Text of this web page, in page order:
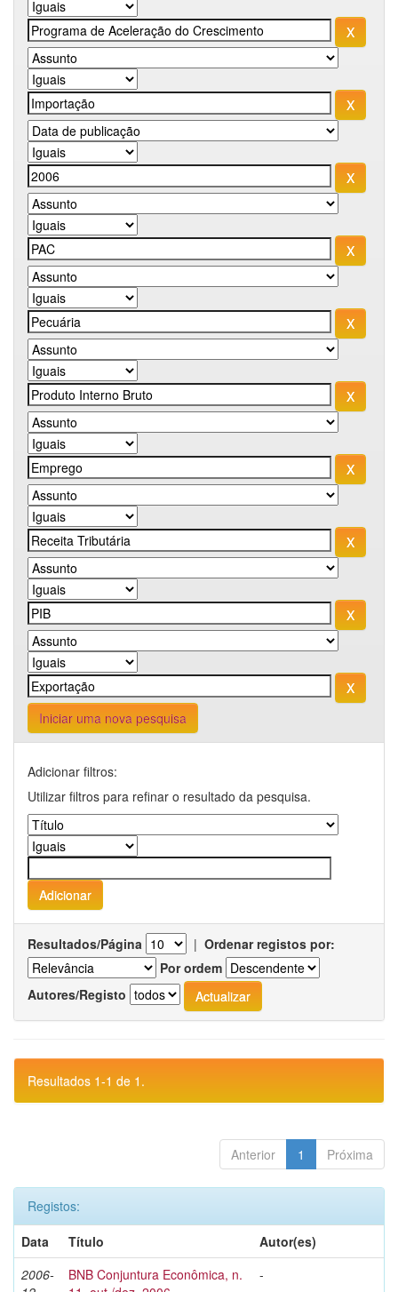
Iniciar uma nova pesquisa
Adicionar filtros:
Utilizar filtros para refinar o resultado da pesquisa.
Resultados/Página | Ordenar registos por:
Por ordem
Autores/Registo
Resultados 1-1 de 1.
Anterior 1 Próxima
Registos:
Data
Título
Autor(es)
2006-
BNB Conjuntura Econômica, n.
-